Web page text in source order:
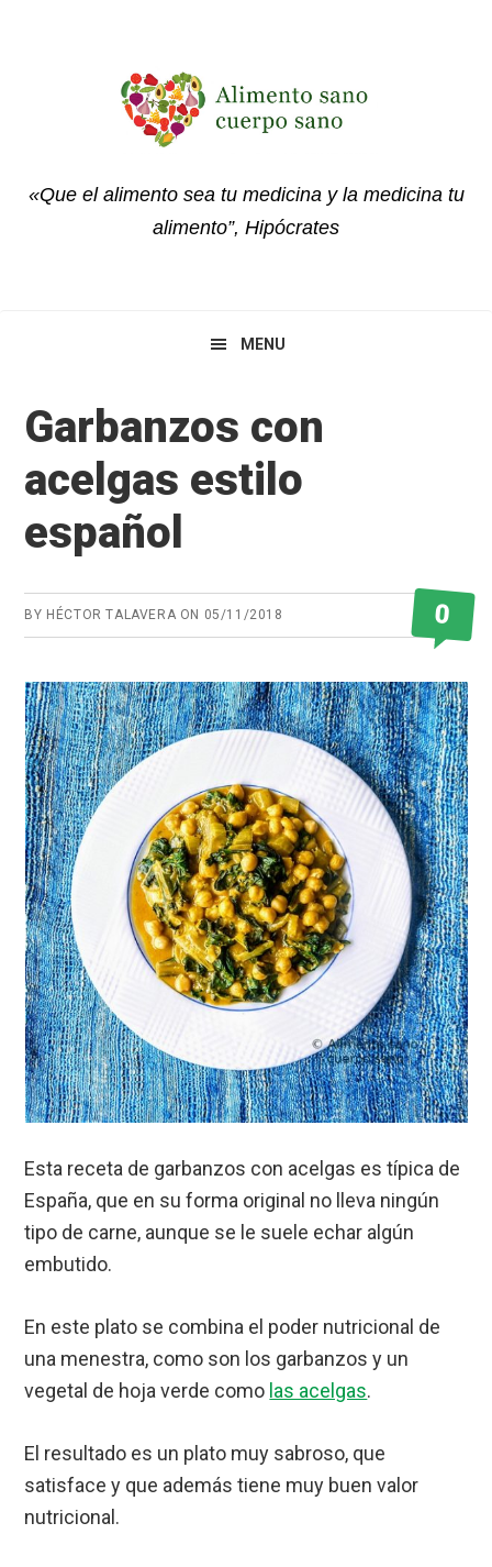
«Que el alimento sea tu medicina y la medicina tu
alimento”, Hipócrates
MENU
Garbanzos con
acelgas estilo
español
BY HÉCTOR TALAVERA ON 05/11/2018 0
Esta receta de garbanzos con acelgas es típica de
España, que en su forma original no lleva ningún
tipo de carne, aunque se le suele echar algún
embutido.
En este plato se combina el poder nutricional de
una menestra, como son los garbanzos y un
vegetal de hoja verde como las acelgas.
El resultado es un plato muy sabroso, que
satisface y que además tiene muy buen valor
nutricional.